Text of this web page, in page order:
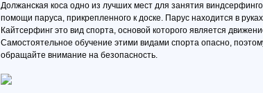
Должанская коса одно из лучших мест для занятия
помощи паруса, прикрепленного к доске. Парус находится в
Кайтсерфинг это вид спорта, основой которого является
Самостоятельное обучение этими видами спорта опасно,
обращайте внимание на безопасность.